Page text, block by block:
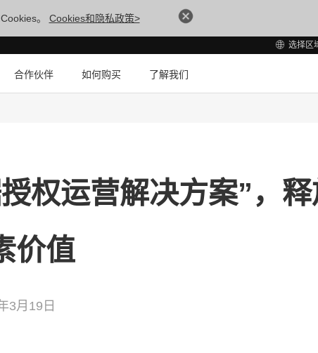
。 Cookies和隐私政策>
选择区
合作伙伴 如何购买 了解我们
权运营解决方案”，
价值
3月19日